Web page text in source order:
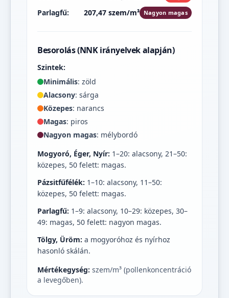
Parlagfű: 207,47 szem/m³ Nagyon magas
Besorolás (NNK irányelvek alapján)
Szintek:
Minimális: zöld
Alacsony: sárga
Közepes: narancs
Magas: piros
Nagyon magas: mélybordó
Mogyoró, Éger, Nyír: 1–20: alacsony, 21–50:
közepes, 50 felett: magas.
Pázsitfűfélék: 1–10: alacsony, 11–50:
közepes, 50 felett: magas.
Parlagfű: 1–9: alacsony, 10–29: közepes, 30–
49: magas, 50 felett: nagyon magas.
Tölgy, Üröm: a mogyoróhoz és nyírhoz
hasonló skálán.
Mértékegység: szem/m³ (pollenkoncentráció
a levegőben).